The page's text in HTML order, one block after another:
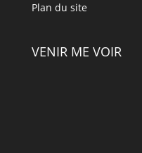
Plan du site
VENIR ME VOIR